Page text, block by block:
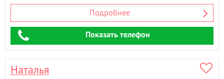
Подробнее
Показать телефон
Наталья